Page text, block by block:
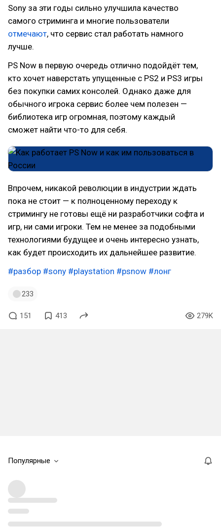
Sony за эти годы сильно улучшила качество
самого стриминга и многие пользователи
отмечают, что сервис стал работать намного
лучше.
PS Now в первую очередь отлично подойдёт тем,
кто хочет наверстать упущенные с PS2 и PS3 игры
без покупки самих консолей. Однако даже для
обычного игрока сервис более чем полезен —
библиотека игр огромная, поэтому каждый
сможет найти что-то для себя.
Впрочем, никакой революции в индустрии ждать
пока не стоит — к полноценному переходу к
стримингу не готовы ещё ни разработчики софта и
игр, ни сами игроки. Тем не менее за подобными
технологиями будущее и очень интересно узнать,
как будет происходить их дальнейшее развитие.
#разбор #sony #playstation #psnow #лонг
233
151 413 279K
Популярные